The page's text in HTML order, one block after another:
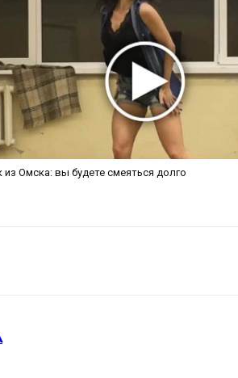
из Омска: вы будете смеяться долго